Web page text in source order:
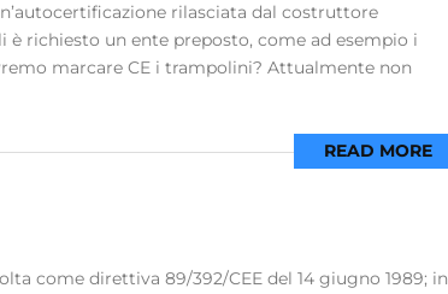
rilasciata dal costruttore
richiesto un ente preposto, come ad esempio i
marcare CE i trampolini? Attualmente non
READ MORE
come direttiva 89/392/CEE del 14 giugno 1989; in